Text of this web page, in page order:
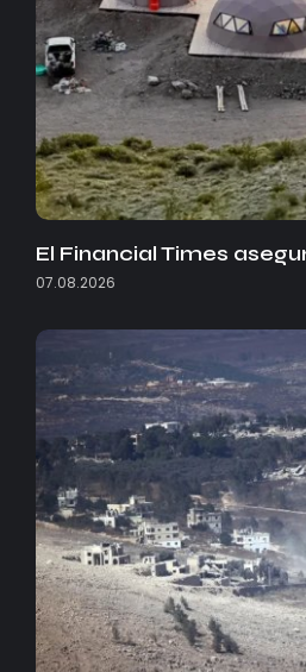
El Financial Times
07.08.2026